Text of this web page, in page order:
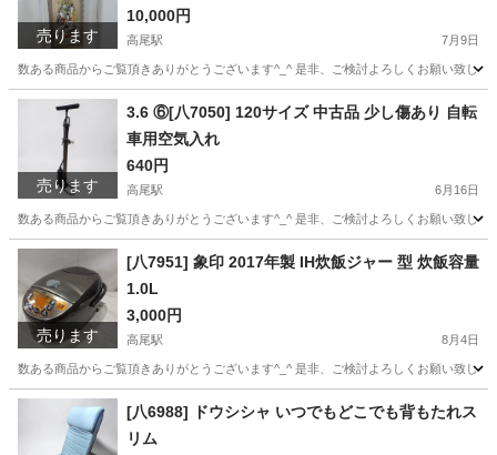
売ります
10,000円
高尾駅 7月9日
数ある商品からご覧頂きありがとうございます^_^ 是非、ご検討よろしくお願い致
東京 八王子市 高尾駅 七福神
売ります
3.6 ⑥[八7050] 120サイズ 中古品 少し傷あり 自転
車用空気入れ
640円
高尾駅 6月16日
数ある商品からご覧頂きありがとうございます^_^ 是非、ご検討よろしくお願い致
東京 八王子市 その他 空気入れ
売ります
[八7951] 象印 2017年製 IH炊飯ジャー 型 炊飯容量
1.0L
3,000円
高尾駅 8月4日
数ある商品からご覧頂きありがとうございます^_^ 是非、ご検討よろしくお願い致
東京 八王子市 キッチン家電
[八6988] ドウシシャ いつでもどこでも背もたれス
リム